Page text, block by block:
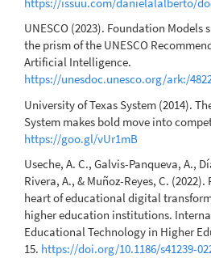
UNESCO (2023). Foundation Models
the prism of the UNESCO
Artificial Intelligence.
https://unesdoc.unesco.org/ark:/
University of Texas System (2014).
System makes bold move into
https://goo.gl/vUr1mB
Useche, A. C., Galvis-Panqueva, A.,
Rivera, A., & Muñoz-Reyes, C.
heart of educational digital
higher education institutions.
Educational Technology in Higher
15. https://doi.org/10.1186/s41239-